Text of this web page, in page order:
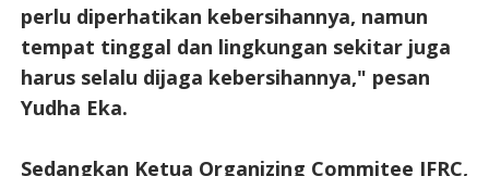
perlu diperhatikan kebersihannya, namun
tempat tinggal dan lingkungan sekitar juga
harus selalu dijaga kebersihannya," pesan
Yudha Eka.
Sedangkan Ketua Organizing Commitee IFRC,